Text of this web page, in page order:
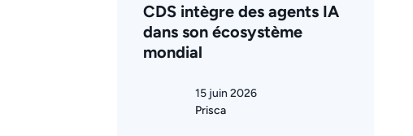
CDS intègre des agents IA
dans son écosystème
mondial
15 juin 2026
Prisca